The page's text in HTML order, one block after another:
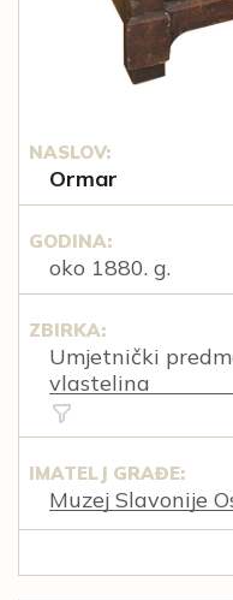
NASLOV:
Ormar
GODINA:
oko 1880. g.
ZBIRKA:
Umjetnički
vlastelina
IMATELJ GRAĐE:
Muzej Slavonije